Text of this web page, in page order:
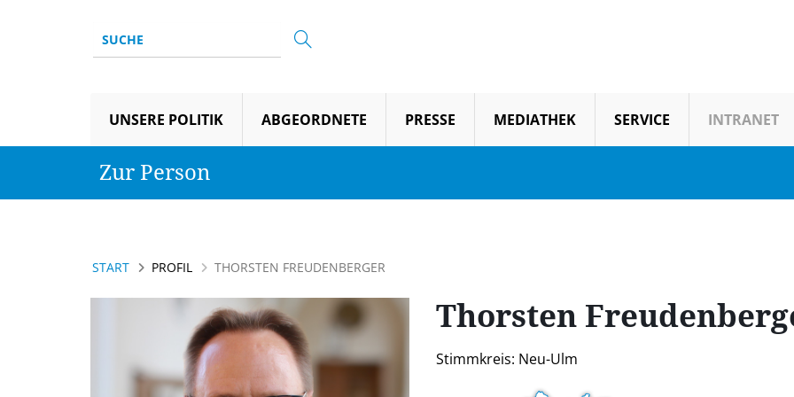
UNSERE POLITIK ABGEORDNETE PRESSE MEDIATHEK SERVICE INTRANET
Zur Person
START PROFIL THORSTEN FREUDENBERGER
Thorsten
Stimmkreis: Neu-Ulm